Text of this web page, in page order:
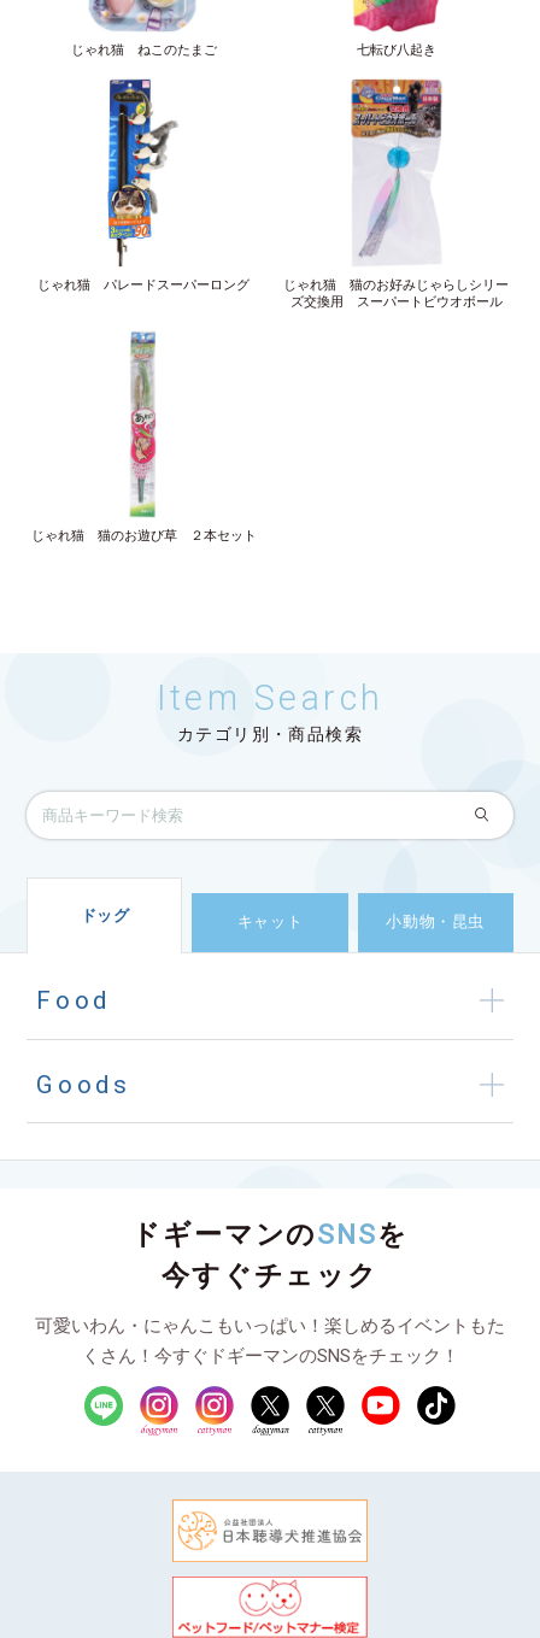
じゃれ猫 ねこのたまご 七転び八起き
じゃれ猫 パレードスーパーロング
じゃれ猫 猫のお好みじゃらしシリー
ズ交換用 スーパートビウオボール
じゃれ猫 猫のお遊び草 ２本セット
Item Search
カテゴリ別・商品検索
ドッグ キャット 小動物・昆虫
Food
Goods
ドギーマンのSNSを
今すぐチェック
可愛いわん・にゃんこもいっぱい！楽しめるイベントもた
くさん！今すぐドギーマンのSNSをチェック！